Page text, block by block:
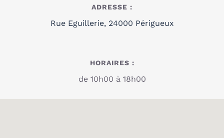
ADRESSE :
Rue Eguillerie, 24000 Périgueux
HORAIRES :
de 10h00 à 18h00